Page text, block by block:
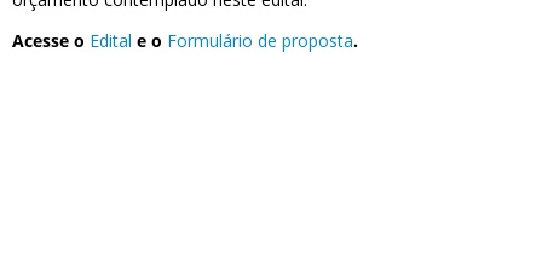
Acesse o Edital e o Formulário de proposta.